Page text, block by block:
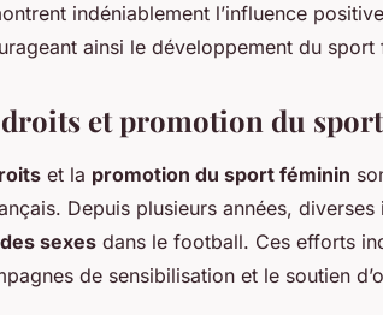
indéniablement l’influence
ainsi le développement du sport
droits et promotion du
et la promotion du sport féminin
Depuis plusieurs années,
sexes dans le football. Ces efforts
de sensibilisation et le soutien